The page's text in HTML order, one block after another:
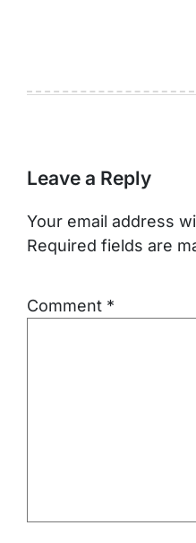
Leave a Reply
Your email address
Required fields are
Comment *